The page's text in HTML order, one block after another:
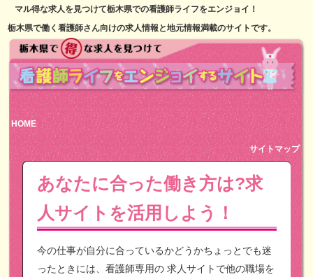
マル得な求人を見つけて栃木県での看護師ライフをエンジョイ！
栃木県で働く看護師さん向けの求人情報と地元情報満載のサイトです。
HOME
サイトマップ
あなたに合った働き方は?求
人サイトを活用しよう！
今の仕事が自分に合っているかどうかちょっとでも迷
ったときには、看護師専用の 求人サイトで他の職場を